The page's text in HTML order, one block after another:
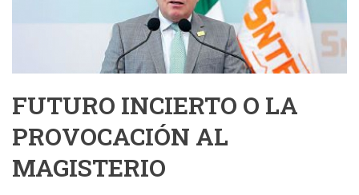
FUTURO INCIERTO O LA
PROVOCACIÓN AL
MAGISTERIO